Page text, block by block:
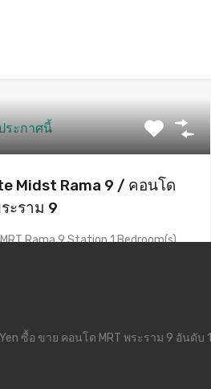
ระกาศนี้
Midst Rama 9 / คอนโด
ะราม 9
Rama 9 Station 1 Bedroom(s)
฿
ซื้อ ขาย คอนโด MRT พระราม 9 อันดับ 1